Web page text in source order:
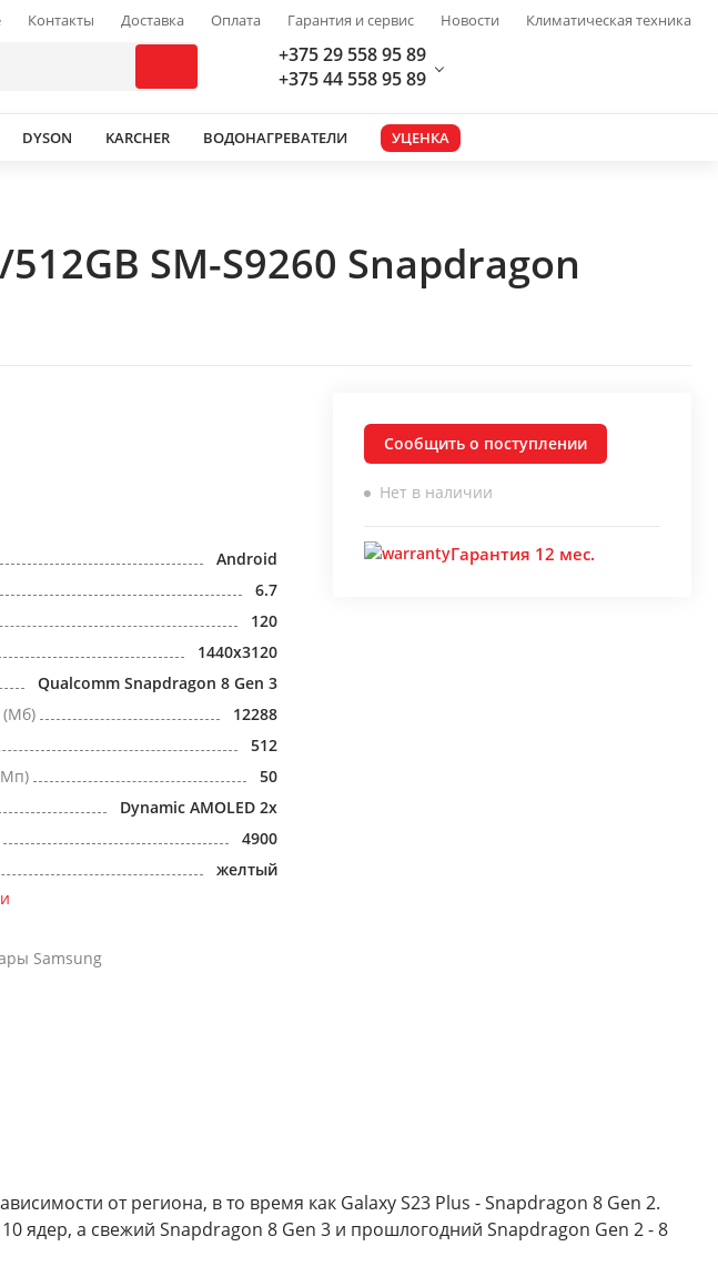
Контакты Доставка Оплата Гарантия и сервис Новости Климатическая техника
+375 29 558 95 89
+375 44 558 95 89
DYSON KARCHER ВОДОНАГРЕВАТЕЛИ УЦЕНКА
SM-S9260 Snapdragon
Android
6.7
120
1440x3120
Qualcomm Snapdragon 8 Gen 3
(Мб)
12288
512
50
Dynamic AMOLED 2x
4900
желтый
Samsung
Сообщить о поступлении
Нет в наличии
Гарантия 12 мес.
от региона, в то время как Galaxy S23 Plus - Snapdragon 8 Gen 2.
ядер, а свежий Snapdragon 8 Gen 3 и прошлогодний Snapdragon Gen 2 - 8